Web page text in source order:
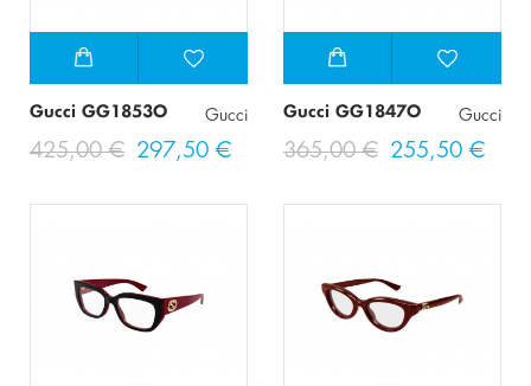
Gucci GG1853O Gucci
425,00 € 297,50 €
Gucci GG1847O Gucci
365,00 € 255,50 €